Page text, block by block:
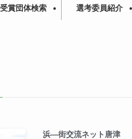
受賞団体検索 選考委員紹介
浜―街交流ネット唐津